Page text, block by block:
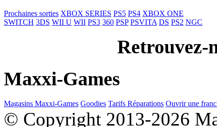
Prochaines sorties XBOX SERIES PS5 PS4 XBOX ONE
SWITCH 3DS WII U WII PS3 360 PSP PSVITA DS PS2 NGC
Retrouvez-
Maxxi-Games
Magasins Maxxi-Games Goodies Tarifs Réparations Ouvrir une
© Copyright 2013-2026